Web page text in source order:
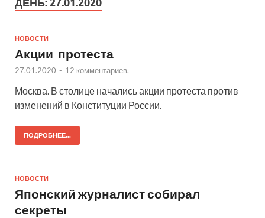
ДЕНЬ:27.01.2020
НОВОСТИ
Акции протеста
27.01.2020 - 12 комментариев.
Москва. В столице начались акции протеста против
изменений в Конституции России.
ПОДРОБНЕЕ...
НОВОСТИ
Японский журналист собирал
секреты